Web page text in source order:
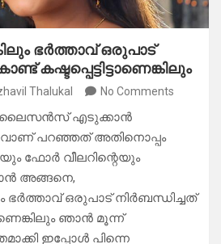
ഭർത്താവ് ഒരുപാട്
കഷ്ടപ്പെട്ടിട്ടാണെങ്കിലും
Thalukal No Comments
ലൈസൻസ് എടുക്കാൻ
പറഞ്ഞത് അതിനൊപ്പം
ഫോർ വീലറിന്റെയും
അങ്ങനെ,
ഭർത്താവ് ഒരുപാട് നിർബന്ധിച്ചത്
ഞാൻ മൂന്ന്
ഇപ്പോൾ പിന്നെ